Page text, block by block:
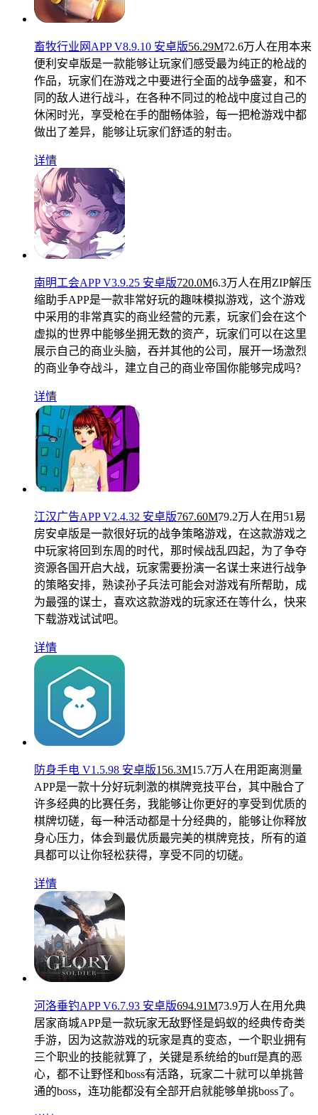
畜牧行业网APP V8.9.10 安卓版56.29M72.6万人在用本来
便利安卓版是一款能够让玩家们感受最为纯正的枪战的
作品，玩家们在游戏之中要进行全面的战争盛宴，和不
同的敌人进行战斗，在各种不同过的枪战中度过自己的
休闲时光，享受枪在手的酣畅体验，每一把枪游戏中都
做出了差异，能够让玩家们舒适的射击。
详情
南明工会APP V3.9.25 安卓版720.0M6.3万人在用 ZIP解压
缩助手APP是一款非常好玩的趣味模拟游戏，这个游戏
中采用的非常真实的商业经营的元素，玩家们会在这个
虚拟的世界中能够坐拥无数的资产，玩家们可以在这里
展示自己的商业头脑，吞并其他的公司，展开一场激烈
的商业争夺战斗，建立自己的商业帝国你能够完成吗？
详情
江汉广告APP V2.4.32 安卓版767.60M79.2万人在用 51易
房安卓版是一款很好玩的战争策略游戏，在这款游戏之
中玩家将回到东周的时代，那时候战乱四起，为了争夺
资源各国开启大战，玩家需要扮演一名谋士来进行战争
的策略安排，熟读孙子兵法可能会对游戏有所帮助，成
为最强的谋士，喜欢这款游戏的玩家还在等什么，快来
下载游戏试试吧。
详情
防身手电 V1.5.98 安卓版156.3M15.7万人在用 距离测量
APP是一款十分好玩刺激的棋牌竞技平台，其中融合了
许多经典的比赛任务，我能够让你更好的享受到优质的
棋牌切磋，每一种活动都是十分经典的，能够让你释放
身心压力，体会到最优质最完美的棋牌竞技，所有的道
具都可以让你轻松获得，享受不同的切磋。
详情
河洛垂钓APP V6.7.93 安卓版694.91M73.9万人在用 允典
居家商城APP是一款玩家无敌野怪是蚂蚁的经典传奇类
手游，因为这款游戏的玩家是真的变态，一个职业拥有
三个职业的技能就算了，关键是系统给的buff是真的恶
心，都不让野怪和boss有活路，玩家二十就可以单挑普
通的boss，连功能都没有全部开启就能够单挑boss了。